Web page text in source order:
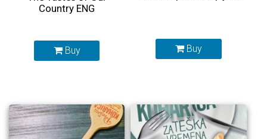
Country ENG
Buy Buy